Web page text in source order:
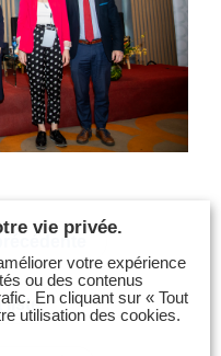
liste
vie privée.
votre expérience
ou des contenus
En cliquant sur « Tout
utilisation des cookies.